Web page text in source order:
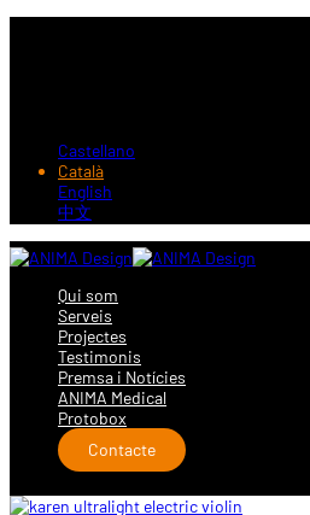
Castellano
Català
English
中文
Qui som
Serveis
Projectes
Testimonis
Premsa i Notícies
ANIMA Medical
Protobox
Contacte